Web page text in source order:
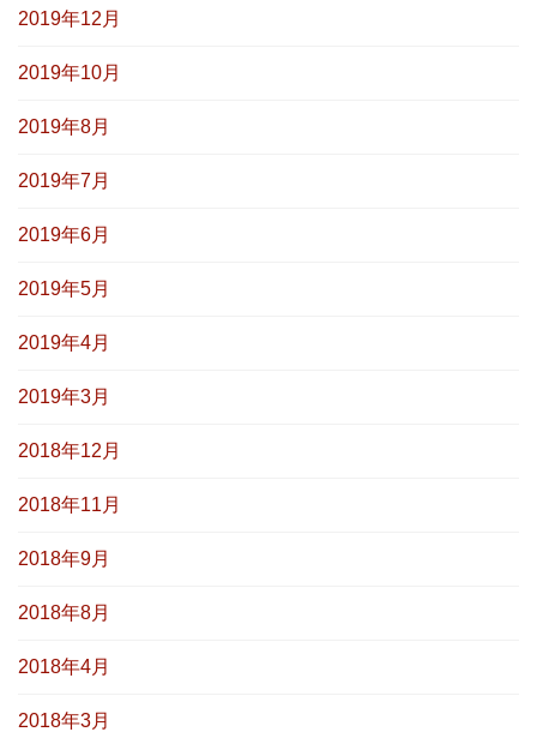
2019年12月
2019年10月
2019年8月
2019年7月
2019年6月
2019年5月
2019年4月
2019年3月
2018年12月
2018年11月
2018年9月
2018年8月
2018年4月
2018年3月